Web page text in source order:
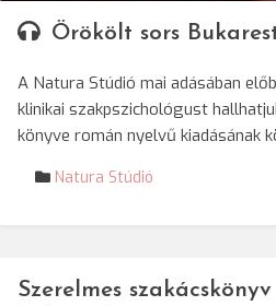
Örökölt sors
A Natura Stúdió mai adásában
klinikai szakpszichológust
könyve román nyelvű kiadásának
Natura Stúdió
Szerelmes